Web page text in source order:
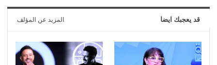
قد يعجبك ايضا المزيد عن المؤلف